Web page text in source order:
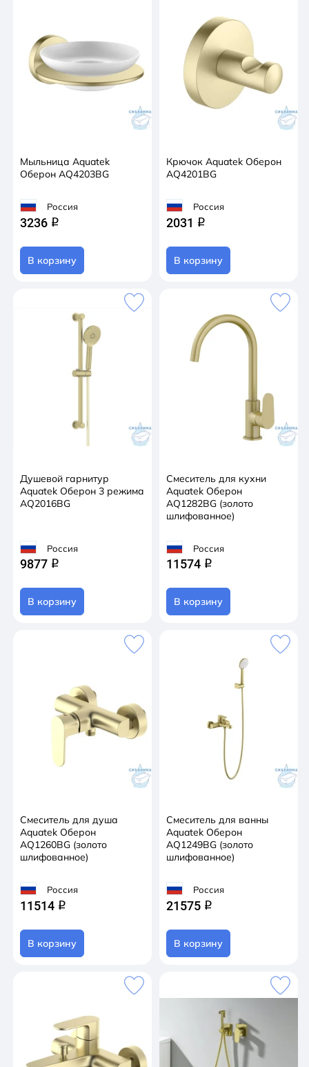
Мыльница Aquatek
Оберон AQ4203BG
Россия
3236 q
В корзину
Крючок Aquatek Оберон
AQ4201BG
Россия
2031 q
В корзину
Душевой гарнитур
Aquatek Оберон 3 режима
AQ2016BG
Россия
9877 q
В корзину
Смеситель для кухни
Aquatek Оберон
AQ1282BG (золото
шлифованное)
Россия
11574 q
В корзину
Смеситель для душа
Aquatek Оберон
AQ1260BG (золото
шлифованное)
Россия
11514 q
В корзину
Смеситель для ванны
Aquatek Оберон
AQ1249BG (золото
шлифованное)
Россия
21575 q
В корзину